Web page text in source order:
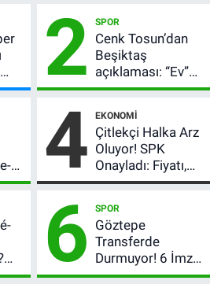
2 SPOR
Cenk Tosun’dan
Beşiktaş
açıklaması: “Ev”
dedi, asıl mesajı
verdi
4 EKONOMI
Çitlekçi Halka Arz
Oluyor! SPK
Onayladı: Fiyatı,
Lot Sayısı ve
Tarihi
6 SPOR
Göztepe
Transferde
Durmuyor! 6 İmza
Sonrası Yeni